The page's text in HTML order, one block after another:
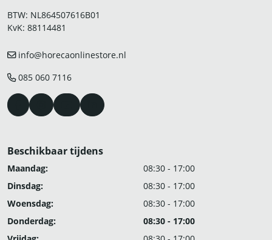
BTW: NL864507616B01
KvK: 88114481
info@horecaonlinestore.nl
085 060 7116
Beschikbaar tijdens
Maandag:
08:30 - 17:00
Dinsdag:
08:30 - 17:00
Woensdag:
08:30 - 17:00
Donderdag:
08:30 - 17:00